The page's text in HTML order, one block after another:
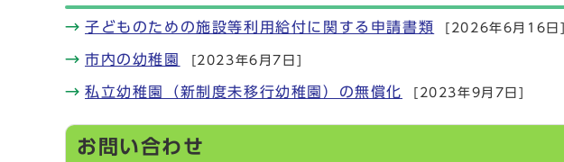
子どものための施設等利用給付に関する申請書類 [2026年6月16日]
市内の幼稚園 [2023年6月7日]
私立幼稚園（新制度未移行幼稚園）の無償化 [2023年9月7日]
お問い合わせ